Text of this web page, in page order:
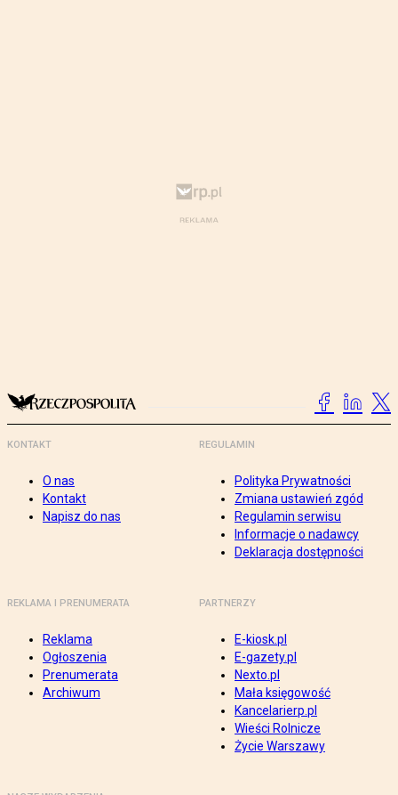
KONTAKT
O nas
Kontakt
Napisz do nas
REGULAMIN
Polityka Prywatności
Zmiana ustawień zgód
Regulamin serwisu
Informacje o nadawcy
Deklaracja dostępności
REKLAMA I PRENUMERATA
Reklama
Ogłoszenia
Prenumerata
Archiwum
PARTNERZY
E-kiosk.pl
E-gazety.pl
Nexto.pl
Mała księgowość
Kancelarierp.pl
Wieści Rolnicze
Życie Warszawy